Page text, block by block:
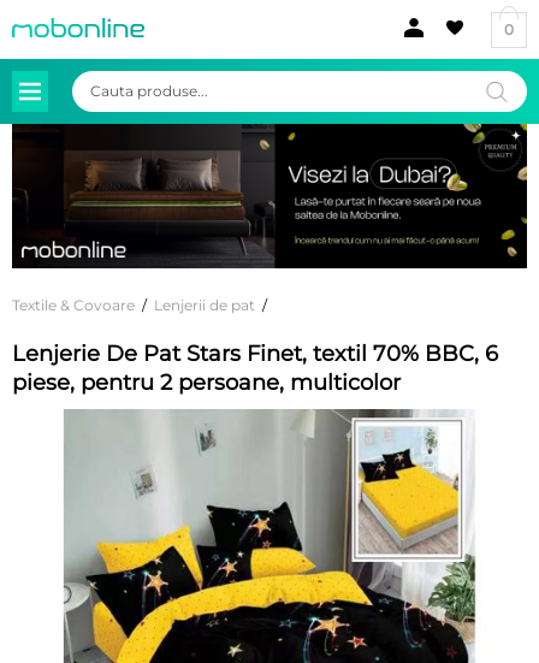
0
Products
search
Textile & Covoare / Lenjerii de pat /
Lenjerie De Pat Stars Finet, textil 70% BBC, 6
piese, pentru 2 persoane, multicolor